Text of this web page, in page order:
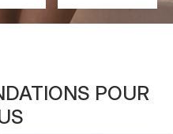
POUR